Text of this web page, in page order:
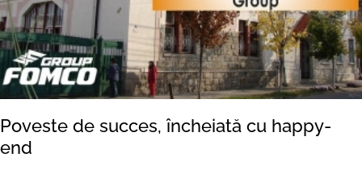
Poveste de succes, încheiată cu happy-
end